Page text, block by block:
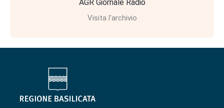
AGR Giornale Radio
Visita l'archivio